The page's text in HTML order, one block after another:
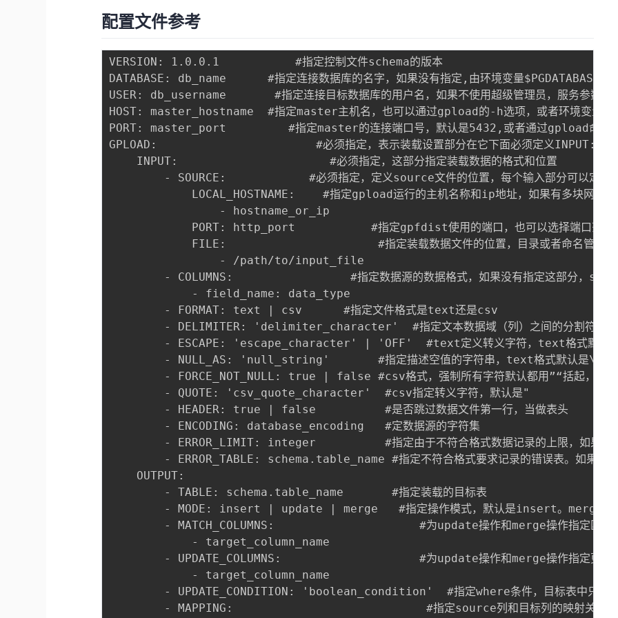
配置文件参考
VERSION: 1.0.0.1           #指定控制文件schema的版本
DATABASE: db_name      #指定连接数据库的名字，如果没有指定,由环境变量$PGDATABASE，
USER: db_username       #指定连接目标数据库的用户名，如果不使用超级管理员，服务参
HOST: master_hostname  #指定master主机名，也可以通过gpload的-h选项，或者环境变量
PORT: master_port         #指定master的连接端口号，默认是5432,或者通过gpload命令的-p
GPLOAD:                       #必须指定，表示装载设置部分在它下面必须定义INPUT:和
    INPUT:                      #必须指定，这部分指定装载数据的格式和位置
- SOURCE:            #必须指定，定义source文件的位置，每个输入部分可以定义
LOCAL_HOSTNAME:    #指定gpload运行的主机名称和ip地址，如果有多块网卡，可
                - hostname_or_ip
PORT: http_port           #指定gpfdist使用的端口，也可以选择端口范
FILE:                      #指定装载数据文件的位置，目录或者命名管道。
                - /path/to/input_file
- COLUMNS:                 #指定数据源的数据格式，如果没有指定这部分，source
            - field_name: data_type
        - FORMAT: text | csv      #指定文件格式是text还是csv
- DELIMITER: 'delimiter_character'  #指定文本数据域（列）之间的分割符，默
- ESCAPE: 'escape_character' | 'OFF'  #text定义转义字符，text格式默认是\
- NULL_AS: 'null_string'       #指定描述空值的字符串，text格式默认是\N，
- FORCE_NOT_NULL: true | false #csv格式，强制所有字符默认都用”“括起，因此不
        - QUOTE: 'csv_quote_character'  #csv指定转义字符，默认是"
        - HEADER: true | false          #是否跳过数据文件第一行，当做表头
        - ENCODING: database_encoding   #定数据源的字符集
- ERROR_LIMIT: integer          #指定由于不符合格式数据记录的上限，如果超过
- ERROR_TABLE: schema.table_name #指定不符合格式要求记录的错误表。如果指定
    OUTPUT:
        - TABLE: schema.table_name       #指定装载的目标表
- MODE: insert | update | merge   #指定操作模式，默认是insert。merge操作
- MATCH_COLUMNS:                     #为update操作和merge操作指定匹配条
            - target_column_name
- UPDATE_COLUMNS:                    #为update操作和merge操作指定更新的
            - target_column_name
- UPDATE_CONDITION: 'boolean_condition'  #指定where条件，目标表中只有满
        - MAPPING:                            #指定source列和目标列的映射关系。